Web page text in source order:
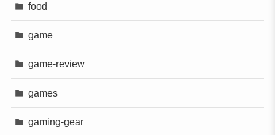
food
game
game-review
games
gaming-gear